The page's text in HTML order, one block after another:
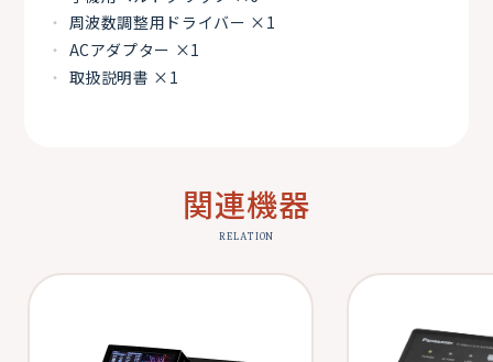
周波数調整用ドライバー ×1
ACアダプター ×1
取扱説明書 ×1
関連機器
RELATION